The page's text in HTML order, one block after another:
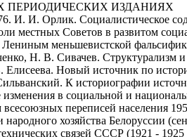
ПЕРИОДИЧЕСКИХ ИЗДАНИЯХ
И. И. Орлик. Социалистическое
местных Советов в развитом
меньшевистской
Н. В. Сивачев. Структурализм
Елисеева. Новый источник по
К историографии
в социальной и
переписей населения
хозяйства Белоруссии
связей СССР (1921 -